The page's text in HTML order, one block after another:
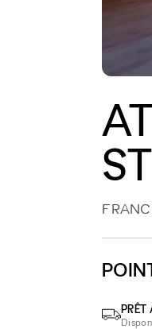
PRÊT